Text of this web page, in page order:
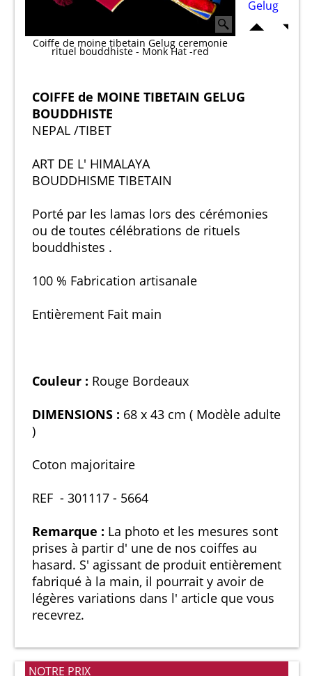
Coiffe de moine tibetain Gelug ceremonie
rituel bouddhiste - Monk Hat -red
COIFFE de MOINE TIBETAIN GELUG
BOUDDHISTE
NEPAL /TIBET
ART DE L' HIMALAYA
BOUDDHISME TIBETAIN
Porté par les lamas lors des cérémonies
ou de toutes célébrations de rituels
bouddhistes .
100 % Fabrication artisanale
Entièrement Fait main
Couleur : Rouge Bordeaux
DIMENSIONS : 68 x 43 cm ( Modèle adulte
)
Coton majoritaire
REF - 301117 - 5664
Remarque : La photo et les mesures sont
prises à partir d' une de nos coiffes au
hasard. S' agissant de produit entièrement
fabriqué à la main, il pourrait y avoir de
légères variations dans l' article que vous
recevrez.
NOTRE PRIX